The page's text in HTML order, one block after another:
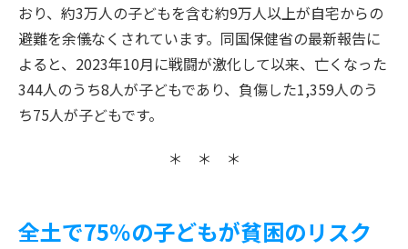
おり、約3万人の子どもを含む約9万人以上が自宅からの
避難を余儀なくされています。同国保健省の最新報告に
よると、2023年10月に戦闘が激化して以来、亡くなった
344人のうち8人が子どもであり、負傷した1,359人のう
ち75人が子どもです。
＊ ＊ ＊
全土で75％の子どもが貧困のリスク